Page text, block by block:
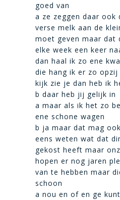
goed van
a ze zeggen daar ook
verse melk aan de
moet geven maar dat
elke week een keer
dan haal ik zo ene
die hang ik er zo opzij
kijk zie je dan heb ik
b daar heb jij gelijk in
a maar als ik het zo
ene schone wagen
b ja maar dat mag
eens weten wat dat
gekost heeft maar
hopen er nog jaren
van te hebben maar
schoon
a nou en of en ge